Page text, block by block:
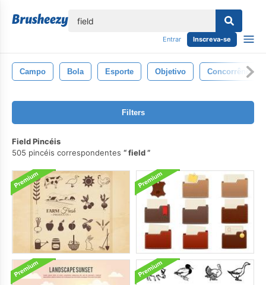
Entrar Inscreva-se
Campo Bola Esporte Objetivo Concorrência
Filters
Field Pincéis
505 pincéis correspondentes
field